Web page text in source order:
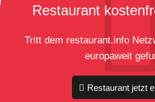
Restaurant
Tritt dem restaurant.info
europaweit
Restaurant jetzt